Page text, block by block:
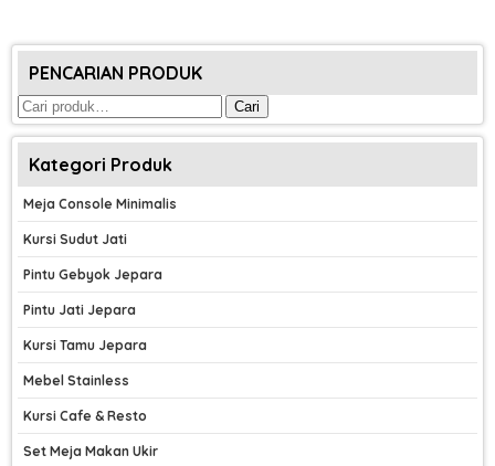
PENCARIAN PRODUK
Pencarian
untuk:
Cari
Kategori Produk
Meja Console Minimalis
Kursi Sudut Jati
Pintu Gebyok Jepara
Pintu Jati Jepara
Kursi Tamu Jepara
Mebel Stainless
Kursi Cafe & Resto
Set Meja Makan Ukir